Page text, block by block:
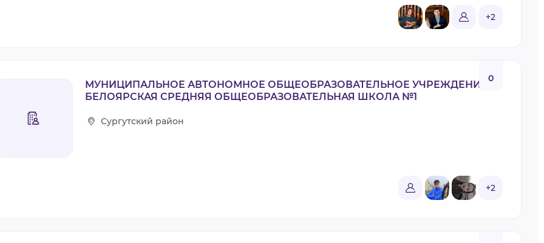
+2
0
МУНИЦИПАЛЬНОЕ АВТОНОМНОЕ ОБЩЕОБРАЗОВАТЕЛЬНОЕ УЧРЕЖДЕНИЕ
БЕЛОЯРСКАЯ СРЕДНЯЯ ОБЩЕОБРАЗОВАТЕЛЬНАЯ ШКОЛА №1
Сургутский район
+2